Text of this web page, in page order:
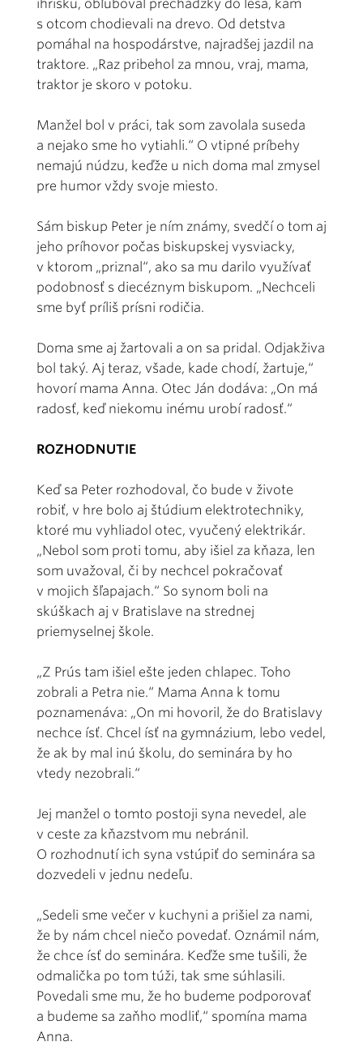
ihrisku, obľuboval prechádzky do lesa, kam
s otcom chodievali na drevo. Od detstva
pomáhal na hospodárstve, najradšej jazdil na
traktore. „Raz pribehol za mnou, vraj, mama,
traktor je skoro v potoku.
Manžel bol v práci, tak som zavolala suseda
a nejako sme ho vytiahli.“ O vtipné príbehy
nemajú núdzu, keďže u nich doma mal zmysel
pre humor vždy svoje miesto.
Sám biskup Peter je ním známy, svedčí o tom aj
jeho príhovor počas biskupskej vysviacky,
v ktorom „priznal“, ako sa mu darilo využívať
podobnosť s diecéznym biskupom. „Nechceli
sme byť príliš prísni rodičia.
Doma sme aj žartovali a on sa pridal. Odjakživa
bol taký. Aj teraz, všade, kade chodí, žartuje,“
hovorí mama Anna. Otec Ján dodáva: „On má
radosť, keď niekomu inému urobí radosť.“
ROZHODNUTIE
Keď sa Peter rozhodoval, čo bude v živote
robiť, v hre bolo aj štúdium elektrotechniky,
ktoré mu vyhliadol otec, vyučený elektrikár.
„Nebol som proti tomu, aby išiel za kňaza, len
som uvažoval, či by nechcel pokračovať
v mojich šľapajach.“ So synom boli na
skúškach aj v Bratislave na strednej
priemyselnej škole.
„Z Prús tam išiel ešte jeden chlapec. Toho
zobrali a Petra nie.“ Mama Anna k tomu
poznamenáva: „On mi hovoril, že do Bratislavy
nechce ísť. Chcel ísť na gymnázium, lebo vedel,
že ak by mal inú školu, do seminára by ho
vtedy nezobrali.“
Jej manžel o tomto postoji syna nevedel, ale
v ceste za kňazstvom mu nebránil.
O rozhodnutí ich syna vstúpiť do seminára sa
dozvedeli v jednu nedeľu.
„Sedeli sme večer v kuchyni a prišiel za nami,
že by nám chcel niečo povedať. Oznámil nám,
že chce ísť do seminára. Keďže sme tušili, že
odmalička po tom túži, tak sme súhlasili.
Povedali sme mu, že ho budeme podporovať
a budeme sa zaňho modliť,“ spomína mama
Anna.